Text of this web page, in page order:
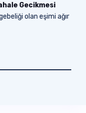
Gecikmesi
olan eşimi ağır